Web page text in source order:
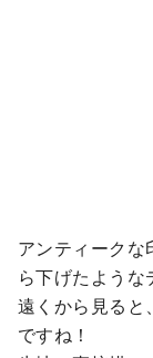
アンティークな
ら下げたような
遠くから見ると
ですね！